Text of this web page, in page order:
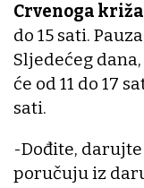
Crvenoga
do 15 sati.
Sljedećeg
će od 11 do 17
sati.
-Dođite,
poručuju iz